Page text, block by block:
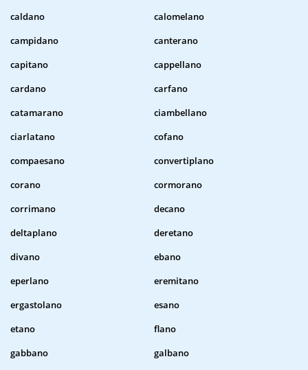
caldano
calomelano
campidano
canterano
capitano
cappellano
cardano
carfano
catamarano
ciambellano
ciarlatano
cofano
compaesano
convertiplano
corano
cormorano
corrimano
decano
deltaplano
deretano
divano
ebano
eperlano
eremitano
ergastolano
esano
etano
flano
gabbano
galbano